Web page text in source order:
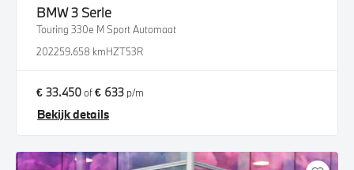
BMW3 Serie
Touring 330e M Sport Automaat
202259.658 kmHZT53R
€ 33.450of€ 633 p/m
Bekijk details